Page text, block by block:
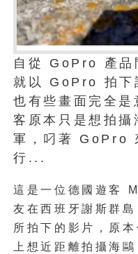
自從 GoPro 產品
就以 GoPro 拍下
也有些畫面完全是
客原本只是想拍攝
軍，叼著 GoPro
行...
這是一位德國遊客
友在西班牙謝斯群
所拍下的影片，原
上想近距離拍攝海